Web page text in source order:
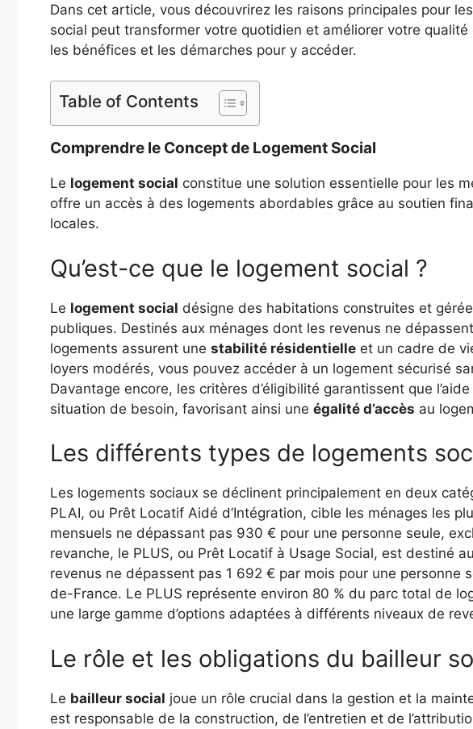
Dans cet article, vous découvrirez les raisons principales pour
social peut transformer votre quotidien et améliorer votre
les bénéfices et les démarches pour y accéder.
Table of Contents
Comprendre le Concept de Logement Social
Le logement social constitue une solution essentielle pour les
offre un accès à des logements abordables grâce au soutien
locales.
Qu’est-ce que le logement social ?
Le logement social désigne des habitations construites et
publiques. Destinés aux ménages dont les revenus ne
logements assurent une stabilité résidentielle et un cadre de
loyers modérés, vous pouvez accéder à un logement sécurisé
Davantage encore, les critères d’éligibilité garantissent que
situation de besoin, favorisant ainsi une égalité d’accès au
Les différents types de logements
Les logements sociaux se déclinent principalement en deux
PLAI, ou Prêt Locatif Aidé d’Intégration, cible les ménages les
mensuels ne dépassant pas 930 € pour une personne seule,
revanche, le PLUS, ou Prêt Locatif à Usage Social, est destiné
revenus ne dépassent pas 1 692 € par mois pour une personne
de-France. Le PLUS représente environ 80 % du parc total de
une large gamme d’options adaptées à différents niveaux de
Le rôle et les obligations du bailleur
Le bailleur social joue un rôle crucial dans la gestion et la
est responsable de la construction, de l’entretien et de